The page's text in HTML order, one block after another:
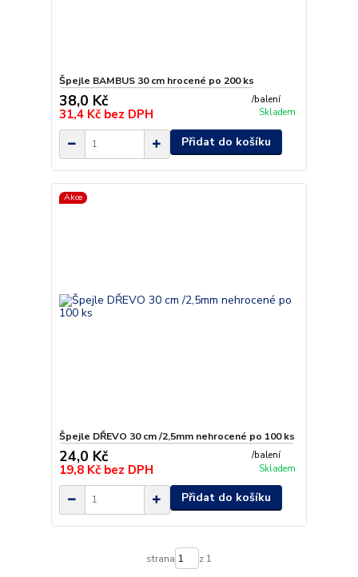
Špejle BAMBUS 30 cm hrocené po 200 ks
38,0 Kč /balení
31,4 Kč bez DPH Skladem
Přidat do košíku
Akce
Špejle DŘEVO 30 cm /2,5mm nehrocené po 100 ks
24,0 Kč /balení
19,8 Kč bez DPH Skladem
Přidat do košíku
strana z 1